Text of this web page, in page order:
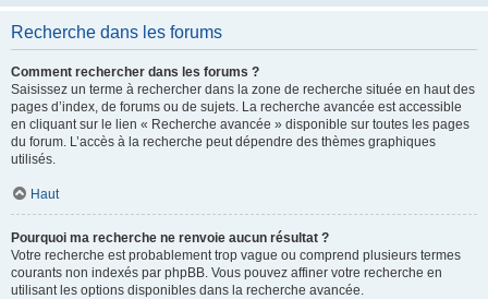
Recherche dans les forums
Comment rechercher dans les forums ?
Saisissez un terme à rechercher dans la zone de recherche située en haut des
pages d’index, de forums ou de sujets. La recherche avancée est accessible
en cliquant sur le lien « Recherche avancée » disponible sur toutes les pages
du forum. L’accès à la recherche peut dépendre des thèmes graphiques
utilisés.
Haut
Pourquoi ma recherche ne renvoie aucun résultat ?
Votre recherche est probablement trop vague ou comprend plusieurs termes
courants non indexés par phpBB. Vous pouvez affiner votre recherche en
utilisant les options disponibles dans la recherche avancée.